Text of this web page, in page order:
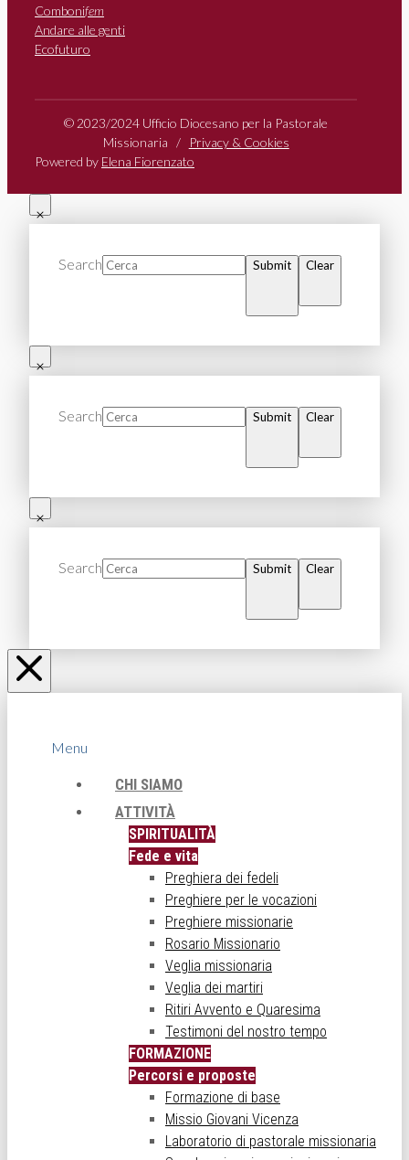
Combonifem
Andare alle genti
Ecofuturo
© 2023/2024 Ufficio Diocesano per la Pastorale
Missionaria /
Privacy & Cookies
Powered by Elena Fiorenzato
Search Submit Clear
Search Submit Clear
Search Submit Clear
Menu
CHI SIAMO
ATTIVITÀ
SPIRITUALITÀ
Fede e vita
Preghiera dei fedeli
Preghiere per le vocazioni
Preghiere missionarie
Rosario Missionario
Veglia missionaria
Veglia dei martiri
Ritiri Avvento e Quaresima
Testimoni del nostro tempo
FORMAZIONE
Percorsi e proposte
Formazione di base
Missio Giovani Vicenza
Laboratorio di pastorale missionaria